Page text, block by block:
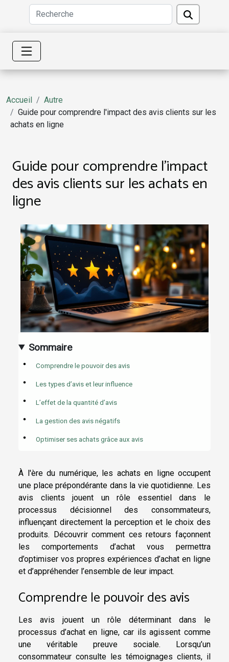
Accueil
Autre
Guide pour comprendre l'impact des avis clients sur les
achats en ligne
Guide pour comprendre l'impact
des avis clients sur les achats en
ligne
Sommaire
Comprendre le pouvoir des avis
Les types d’avis et leur influence
L’effet de la quantité d’avis
La gestion des avis négatifs
Optimiser ses achats grâce aux avis
À l'ère du numérique, les achats en ligne occupent
une place prépondérante dans la vie quotidienne. Les
avis clients jouent un rôle essentiel dans le
processus décisionnel des consommateurs,
influençant directement la perception et le choix des
produits. Découvrir comment ces retours façonnent
les comportements d’achat vous permettra
d’optimiser vos propres expériences d’achat en ligne
et d’appréhender l’ensemble de leur impact.
Comprendre le pouvoir des avis
Les avis jouent un rôle déterminant dans le
processus d’achat en ligne, car ils agissent comme
une véritable preuve sociale. Lorsqu’un
consommateur consulte les témoignages clients, il